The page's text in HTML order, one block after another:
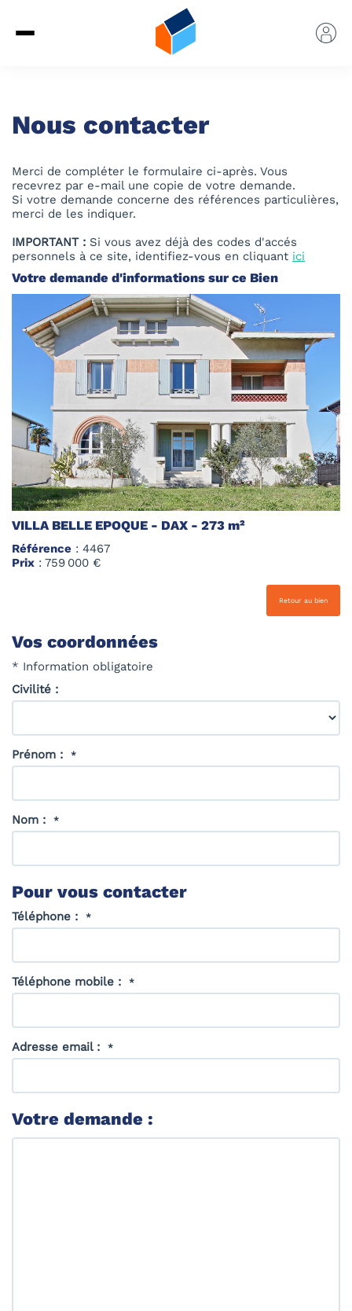
Nous contacter
Merci de compléter le formulaire ci-après. Vous
recevrez par e-mail une copie de votre demande.
Si votre demande concerne des références particulières,
merci de les indiquer.
IMPORTANT : Si vous avez déjà des codes d'accés
personnels à ce site, identifiez-vous en cliquant ici
Votre demande d'informations sur ce Bien
VILLA BELLE EPOQUE - DAX - 273 m²
Référence : 4467
Prix : 759 000 €
Retour au bien
Vos coordonnées
* Information obligatoire
Civilité :
Prénom : *
Nom : *
Pour vous contacter
Téléphone : *
Téléphone mobile : *
Adresse email : *
Votre demande :